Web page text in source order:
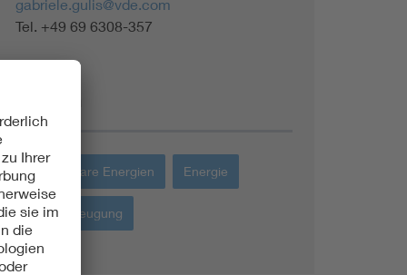
gabriele.gulis@vde.com
Tel. +49 69 6308-357
Erneuerbare Energien Energie
Stromerzeugung